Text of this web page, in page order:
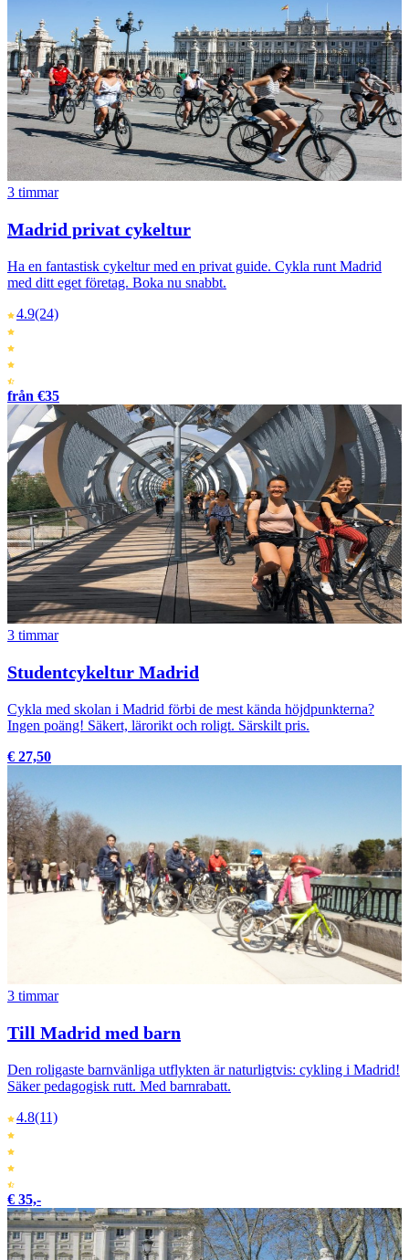
3 timmar
Madrid privat cykeltur
Ha en fantastisk cykeltur med en privat guide. Cykla runt Madrid
med ditt eget företag. Boka nu snabbt.
4.9(24)
från €35
3 timmar
Studentcykeltur Madrid
Cykla med skolan i Madrid förbi de mest kända höjdpunkterna?
Ingen poäng! Säkert, lärorikt och roligt. Särskilt pris.
€ 27,50
3 timmar
Till Madrid med barn
Den roligaste barnvänliga utflykten är naturligtvis: cykling i Madrid!
Säker pedagogisk rutt. Med barnrabatt.
4.8(11)
€ 35,-